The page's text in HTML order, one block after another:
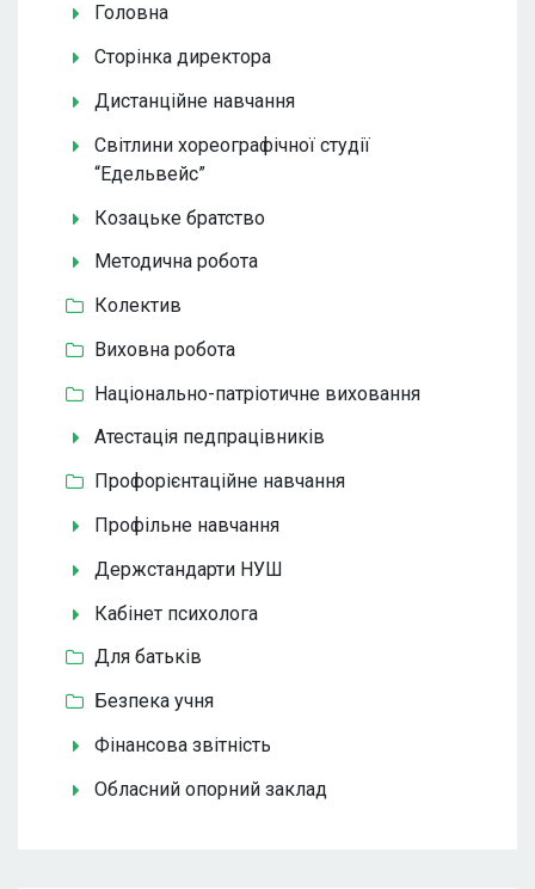
Головна
Сторінка директора
Дистанційне навчання
Світлини хореографічної студії
“Едельвейс”
Козацьке братство
Методична робота
Колектив
Виховна робота
Національно-патріотичне виховання
Атестація педпрацівників
Профорієнтаційне навчання
Профільне навчання
Держстандарти НУШ
Кабінет психолога
Для батьків
Безпека учня
Фінансова звітність
Обласний опорний заклад